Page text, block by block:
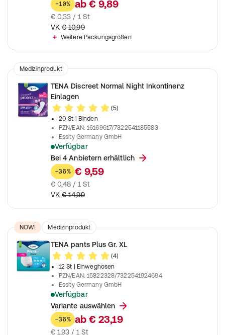
-10% ab € 9,89
€ 0,33 / 1 St
VK € 10,99
Weitere Packungsgrößen
Medizinprodukt
TENA Discreet Normal Night Inkontinenz
Einlagen
(5)
20 St
| Binden
PZN/EAN:16169617/7322541185583
Essity Germany GmbH
Verfügbar
Einlage für die Nacht zur Anwendung bei mittlerer
Bei 4 Anbietern erhältlich
-36% € 9,59
€ 0,48 / 1 St
VK € 14,99
NOW! Medizinprodukt
TENA pants Plus Gr. XL
(4)
12 St
| Einweghosen
PZN/EAN:15822328/7322541924694
Essity Germany GmbH
Verfügbar
Unisex Einweghosen zur Anwendung bei mittlere bis
Variante auswählen
-36% ab € 23,19
€ 1,93 / 1 St